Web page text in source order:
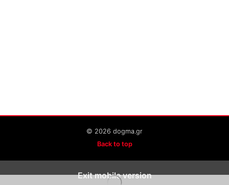
© 2026 dogma.gr
Back to top
Exit mobile version